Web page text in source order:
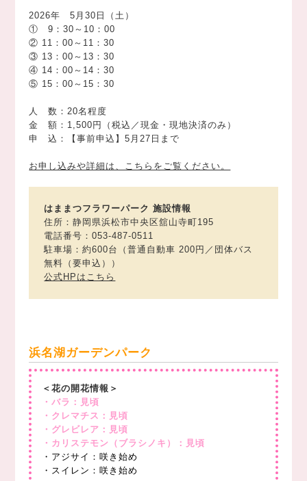
2026年 5月30日（土）
① 9：30～10：00
② 11：00～11：30
③ 13：00～13：30
④ 14：00～14：30
⑤ 15：00～15：30
人 数：20名程度
金 額：1,500円（税込／現金・現地決済のみ）
申 込：【事前申込】5月27日まで
お申し込みや詳細は、こちらをご覧ください。
はままつフラワーパーク 施設情報
住所：静岡県浜松市中央区舘山寺町195
電話番号：053-487-0511
駐車場：約600台（普通自動車 200円／団体バス
無料（要申込））
公式HPはこちら
浜名湖ガーデンパーク
＜花の開花情報＞
・バラ：見頃
・クレマチス：見頃
・グレビレア：見頃
・カリステモン（ブラシノキ）：見頃
・アジサイ：咲き始め
・スイレン：咲き始め